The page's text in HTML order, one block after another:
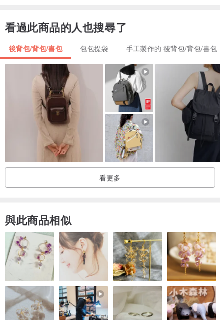
▲以手織針織布＋拼色棉麻布製作而成，手工棉的觸感搭配鮮豔的配
看過此商品的人也搜尋了
後背包/背包/書包 包包提袋 手工製作的 後背包/背包/書包
看更多
與此商品相似